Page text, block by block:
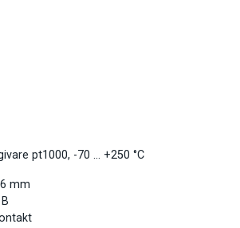
pt1000, -70 … +250 °C
mm